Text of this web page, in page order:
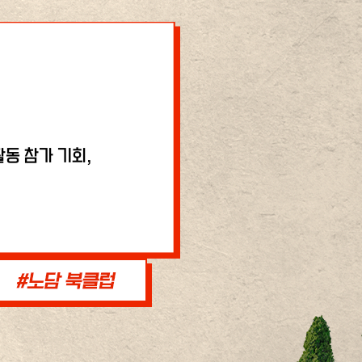
참가 기회,